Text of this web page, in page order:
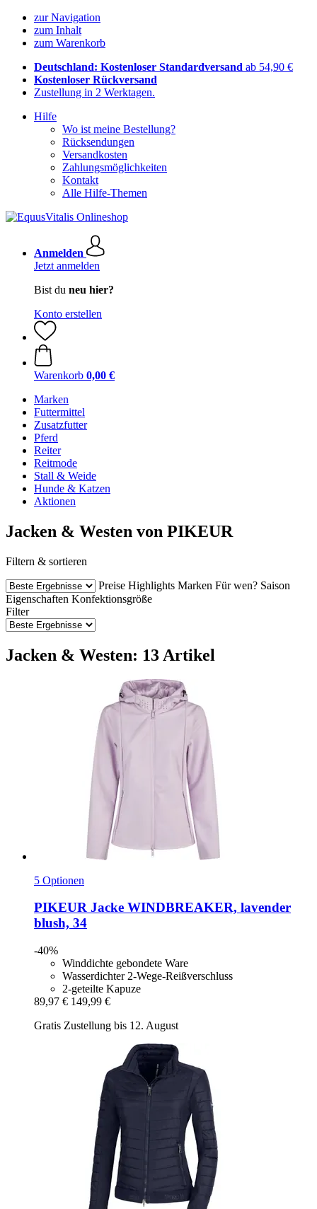
zur Navigation
zum Inhalt
zum Warenkorb
Deutschland: Kostenloser Standardversand ab 54,90 €
Kostenloser Rückversand
Zustellung in 2 Werktagen.
Hilfe
Wo ist meine Bestellung?
Rücksendungen
Versandkosten
Zahlungsmöglichkeiten
Kontakt
Alle Hilfe-Themen
Anmelden
Jetzt anmelden
Bist du neu hier?
Konto erstellen
Warenkorb 0,00 €
Marken
Futtermittel
Zusatzfutter
Pferd
Reiter
Reitmode
Stall & Weide
Hunde & Katzen
Aktionen
Jacken & Westen von PIKEUR
Filtern & sortieren
Preise Highlights Marken Für wen? Saison
Eigenschaften Konfektionsgröße
Filter
Jacken & Westen: 13 Artikel
5 Optionen
PIKEUR Jacke WINDBREAKER, lavender
blush, 34
-40%
Winddichte gebondete Ware
Wasserdichter 2-Wege-Reißverschluss
2-geteilte Kapuze
89,97 € 149,99 €
Gratis Zustellung bis 12. August